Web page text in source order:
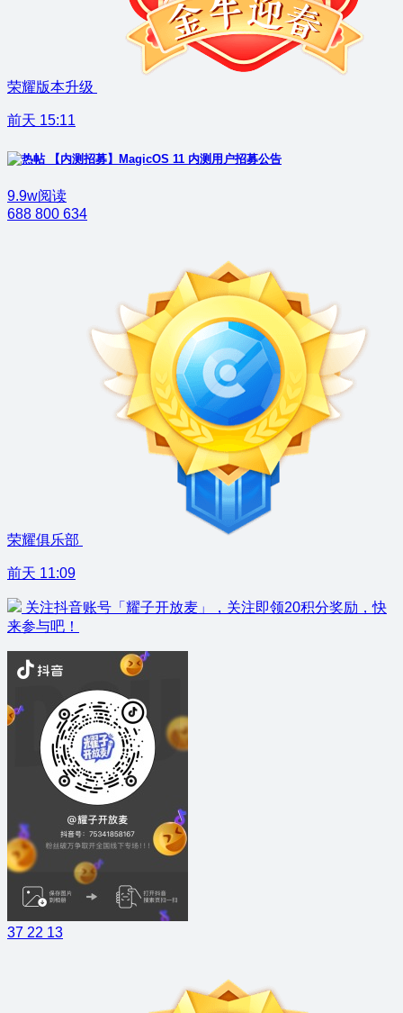
荣耀版本升级
前天 15:11
【内测招募】MagicOS 11 内测用户招募公告
9.9w阅读
688 800 634
荣耀俱乐部
前天 11:09
关注抖音账号「耀子开放麦」，关注即领20积分奖励，快
来参与吧！
37 22 13